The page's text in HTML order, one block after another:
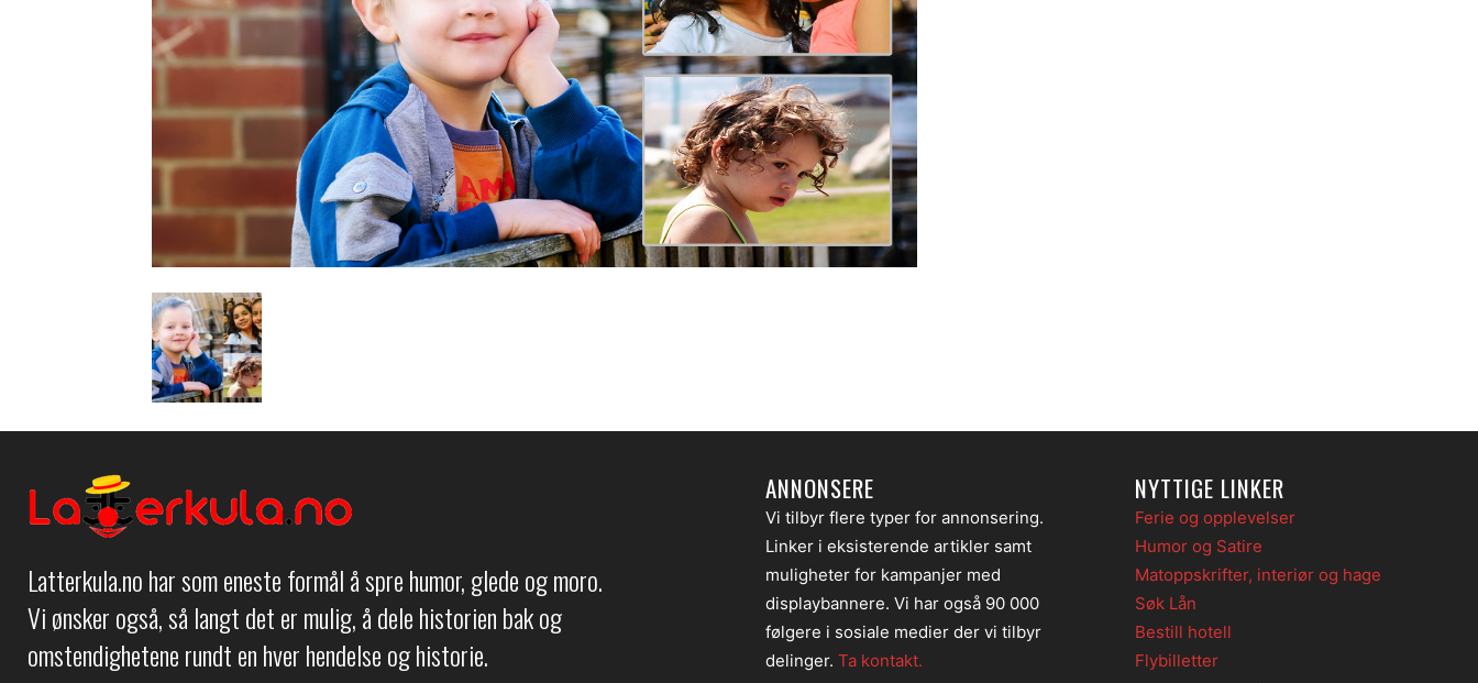
Latterkula.no har som eneste formål å spre humor, glede og moro.
Vi ønsker også, så langt det er mulig, å dele historien bak og
omstendighetene rundt en hver hendelse og historie.
ANNONSERE
Vi tilbyr flere typer for annonsering.
Linker i eksisterende artikler samt
muligheter for kampanjer med
displaybannere. Vi har også 90 000
følgere i sosiale medier der vi tilbyr
delinger. Ta kontakt.
NYTTIGE LINKER
Ferie og opplevelser
Humor og Satire
Matoppskrifter, interiør og hage
Søk Lån
Bestill hotell
Flybilletter